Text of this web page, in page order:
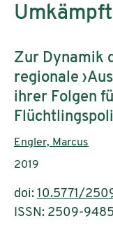
Subtitle:
Zur Dynamik
regionale
ihrer Folgen
Authors:
Engler, Marcus
Publication year:
2019
doi: 10.5771/
ISSN: 2509-9485